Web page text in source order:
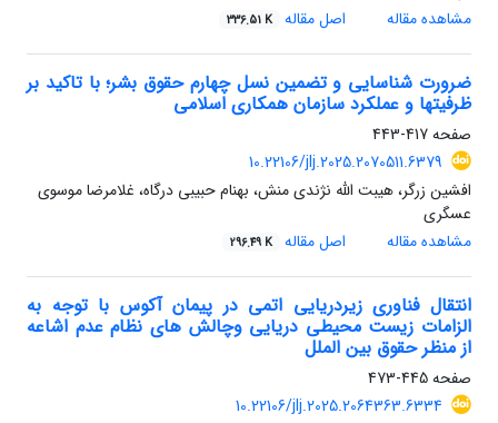
مشاهده مقاله
اصل مقاله 336.51 K
ضرورت شناسایی و تضمین نسل چهارم حقوق بشر؛ با تاکید بر
ظرفیتها و عملکرد سازمان همکاری اسلامی
صفحه417-443
10.22106/jlj.2025.2070511.6379
افشین زرگر، هیبت الله نژندی منش، بهنام حبیبی درگاه، غلامرضا موسوی
عسگری
مشاهده مقاله
اصل مقاله 296.49 K
انتقال فناوری زیردریایی اتمی در پیمان آکوس با توجه به
الزامات زیست محیطی دریایی وچالش های نظام عدم اشاعه
از منظر حقوق بین الملل
صفحه445-473
10.22106/jlj.2025.2064363.6334